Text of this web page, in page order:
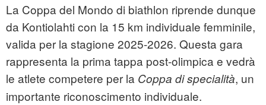
La Coppa del Mondo di biathlon riprende dunque
da Kontiolahti con la 15 km individuale femminile,
valida per la stagione 2025-2026. Questa gara
rappresenta la prima tappa post-olimpica e vedrà
le atlete competere per la Coppa di specialità, un
importante riconoscimento individuale.